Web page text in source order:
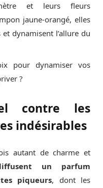
et leurs fleurs
jaune-orangé, elles
dynamisent l’allure du
pour dynamiser vos
?
contre les
indésirables
autant de charme et
un parfum
piqueurs, dont les